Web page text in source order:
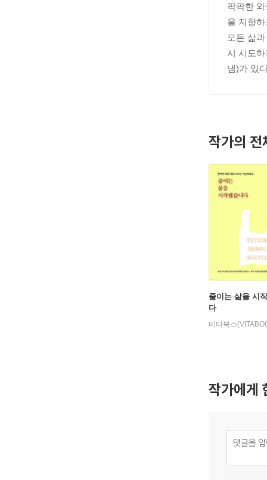
팍팍한
을 지향
모든 삶
시 시도
냄)가 있
작가의 전
줄이는 삶을 시
다
비타북스
작가에게